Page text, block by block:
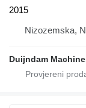
2015
Nizozemska,
Duijndam